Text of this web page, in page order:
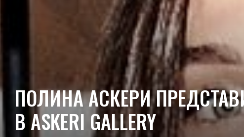
ПОЛИНА АСКЕРИ
В ASKERI GALLERY